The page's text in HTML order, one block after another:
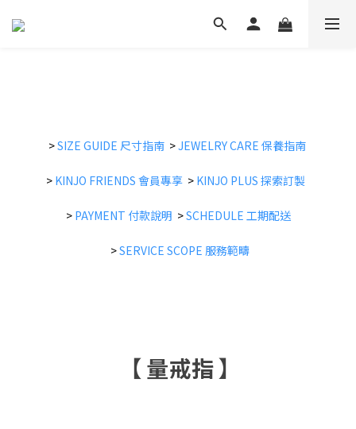
>SIZE GUIDE 尺寸指南>JEWELRY CARE 保養指南
> KINJO FRIENDS 會員專享 > KINJO PLUS 探索訂製
> PAYMENT 付款說明 >SCHEDULE 工期配送
>SERVICE SCOPE 服務範疇
【 量戒指 】